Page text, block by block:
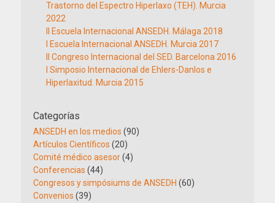
Trastorno del Espectro Hiperlaxo (TEH). Murcia
2022
II Escuela Internacional ANSEDH. Málaga 2018
I Escuela Internacional ANSEDH. Murcia 2017
II Congreso Internacional del SED. Barcelona 2016
I Simposio Internacional de Ehlers-Danlos e
Hiperlaxitud. Murcia 2015
Categorías
ANSEDH en los medios (90)
Artículos Científicos (20)
Comité médico asesor(4)
Conferencias (44)
Congresos y simpósiums de ANSEDH (60)
Convenios (39)